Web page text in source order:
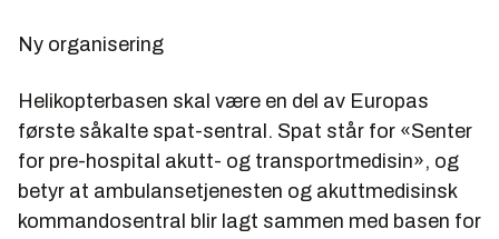
Ny organisering
Helikopterbasen skal være en del av Europas
første såkalte spat-sentral. Spat står for «Senter
for pre-hospital akutt- og transportmedisin», og
betyr at ambulansetjenesten og akuttmedisinsk
kommandosentral blir lagt sammen med basen for